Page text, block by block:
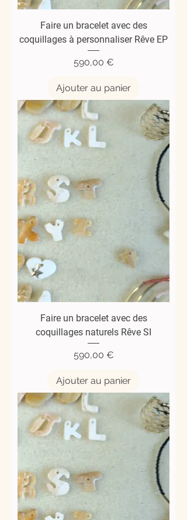
Faire un bracelet avec des
coquillages à personnaliser Rêve EP
Prix
590,00 €
Ajouter au panier
Faire un bracelet avec des
coquillages naturels Rêve SI
Prix
590,00 €
Ajouter au panier